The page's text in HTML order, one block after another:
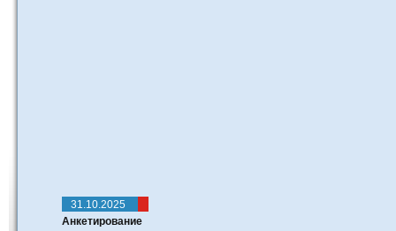
31.10.2025
Анкетирование